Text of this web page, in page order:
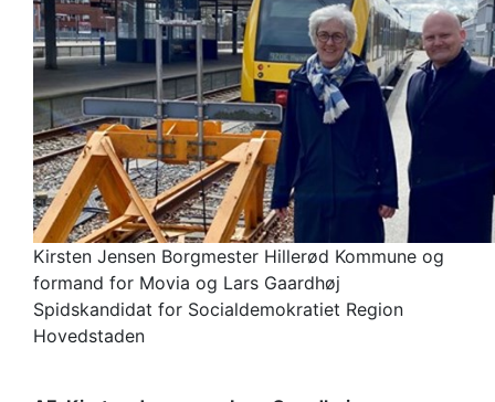
Kirsten Jensen Borgmester Hillerød Kommune og
formand for Movia og Lars Gaardhøj
Spidskandidat for Socialdemokratiet Region
Hovedstaden